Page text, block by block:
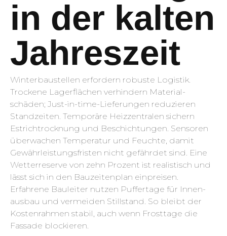
in der kalten
Jahreszeit
Winterbaustellen erfordern robuste Logistik.
Trockene Lagerflächen verhindern Material­
schäden; Just-in-time-Lieferungen reduzieren
Standzeiten. Temporäre Heizzentralen sichern
Estrich­trocknung und Beschichtungen. Sensoren
überwachen Temperatur und Feuchte, damit
Gewähr­leistungs­fristen nicht gefährdet sind. Eine
Wetter­reserve von zehn Prozent ist realistisch und
lässt sich in den Bauzeitenplan einpreisen.
Erfahrene Bauleiter nutzen Puffer­tage für Innen­
ausbau und vermeiden Stillstand. So bleibt der
Kostenrahmen stabil, auch wenn Frosttage die
Fassade blockieren.